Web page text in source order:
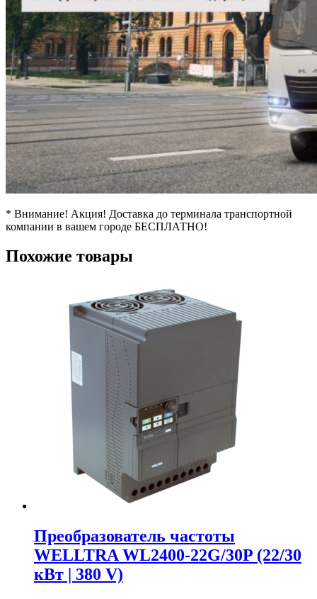
* Внимание! Акция! Доставка до терминала транспортной
компании в вашем городе БЕСПЛАТНО!
Похожие товары
Преобразователь частоты
WELLTRA WL2400-22G/30P (22/30
кВт | 380 V)